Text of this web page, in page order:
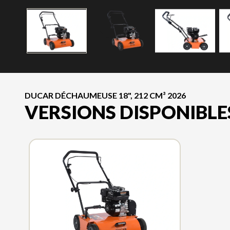
DUCAR DÉCHAUMEUSE 18", 212 CM³ 2026
VERSIONS